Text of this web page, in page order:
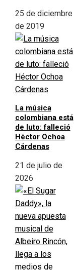
25 de diciembre
de 2019
La música
colombiana está
de luto: falleció
Héctor Ochoa
Cárdenas
21 de julio de
2026